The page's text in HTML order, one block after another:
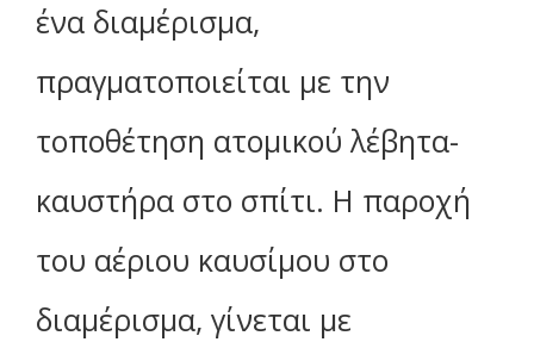
ένα διαμέρισμα,
πραγματοποιείται με την
τοποθέτηση ατομικού λέβητα-
καυστήρα στο σπίτι. Η παροχή
του αέριου καυσίμου στο
διαμέρισμα, γίνεται με